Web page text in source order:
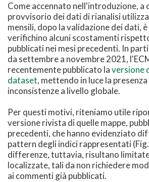
Come accennato nell'introduzione, a
provvisorio dei dati di rianalisi
mensili, dopo la validazione dei dati,
verifichino alcuni scostamenti
pubblicati nei mesi precedenti. In
da settembre a novembre 2021,
recentemente pubblicato laversione
dataset, mettendo in luce la
inconsistenze a livello globale.
Per questi motivi, riteniamo utile
versione rivista di quelle mappe,
precedenti, che hanno evidenziato
pattern degli indici rappresentati
differenze, tuttavia, risultano
localizzate, tali da non richiedere
ai commenti già pubblicati.